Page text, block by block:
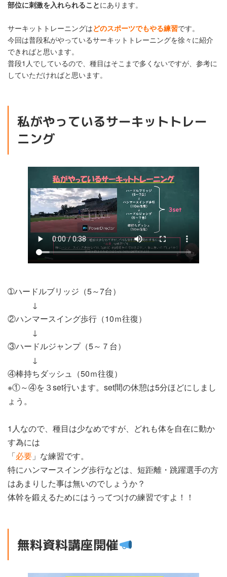
部位に刺激を入れられることにあります。
サーキットトレーニングはどのスポーツでもやる練習です。
今回は普段私がやっているサーキットトレーニングを徐々に紹介
できればと思います。
普段1人でしているので、種目はそこまで多くないですが、参考に
していただければと思います。
私がやっているサーキットトレー
ニング
➀ハードルブリッジ（5～7台）
↓
②ハンマースイング歩行（10ｍ往復）
↓
③ハードルジャンプ（5～７台）
↓
④棒持ちダッシュ（50ｍ往復）
※①～④を３set行います。set間の休憩は5分ほどにしまし
ょう。
1人なので、種目は少なめですが、どれも体を自在に動か
す為には
「必要 」な練習です。
特にハンマースイング歩行などは、短距離・跳躍選手の方
はあまりした事は無いのでしょうか？
体幹を鍛えるためにはうってつけの練習ですよ！！
無料資料講座開催